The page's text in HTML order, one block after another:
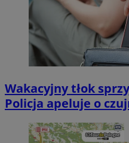
Wakacyjny tłok
Policja apeluje o